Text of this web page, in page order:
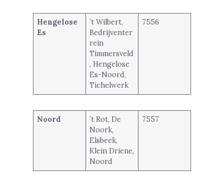
Hengelose
Es
’t Wilbert,
Bedrijventer
rein
Timmersveld
, Hengelose
Es-Noord,
Tichelwerk
7556
Noord
’t Rot, De
Noork,
Elsbeek,
Klein Driene,
Noord
7557